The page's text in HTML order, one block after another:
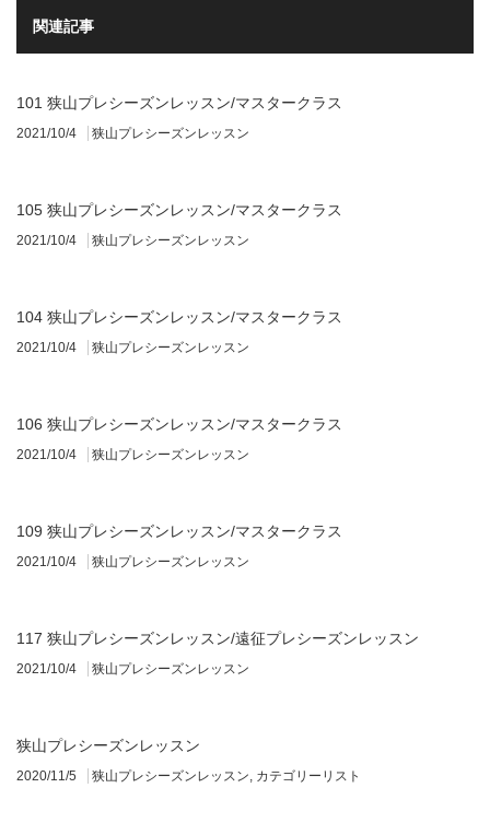
関連記事
101 狭山プレシーズンレッスン/マスタークラス
2021/10/4 狭山プレシーズンレッスン
105 狭山プレシーズンレッスン/マスタークラス
2021/10/4 狭山プレシーズンレッスン
104 狭山プレシーズンレッスン/マスタークラス
2021/10/4 狭山プレシーズンレッスン
106 狭山プレシーズンレッスン/マスタークラス
2021/10/4 狭山プレシーズンレッスン
109 狭山プレシーズンレッスン/マスタークラス
2021/10/4 狭山プレシーズンレッスン
117 狭山プレシーズンレッスン/遠征プレシーズンレッスン
2021/10/4 狭山プレシーズンレッスン
狭山プレシーズンレッスン
2020/11/5 狭山プレシーズンレッスン, カテゴリーリスト